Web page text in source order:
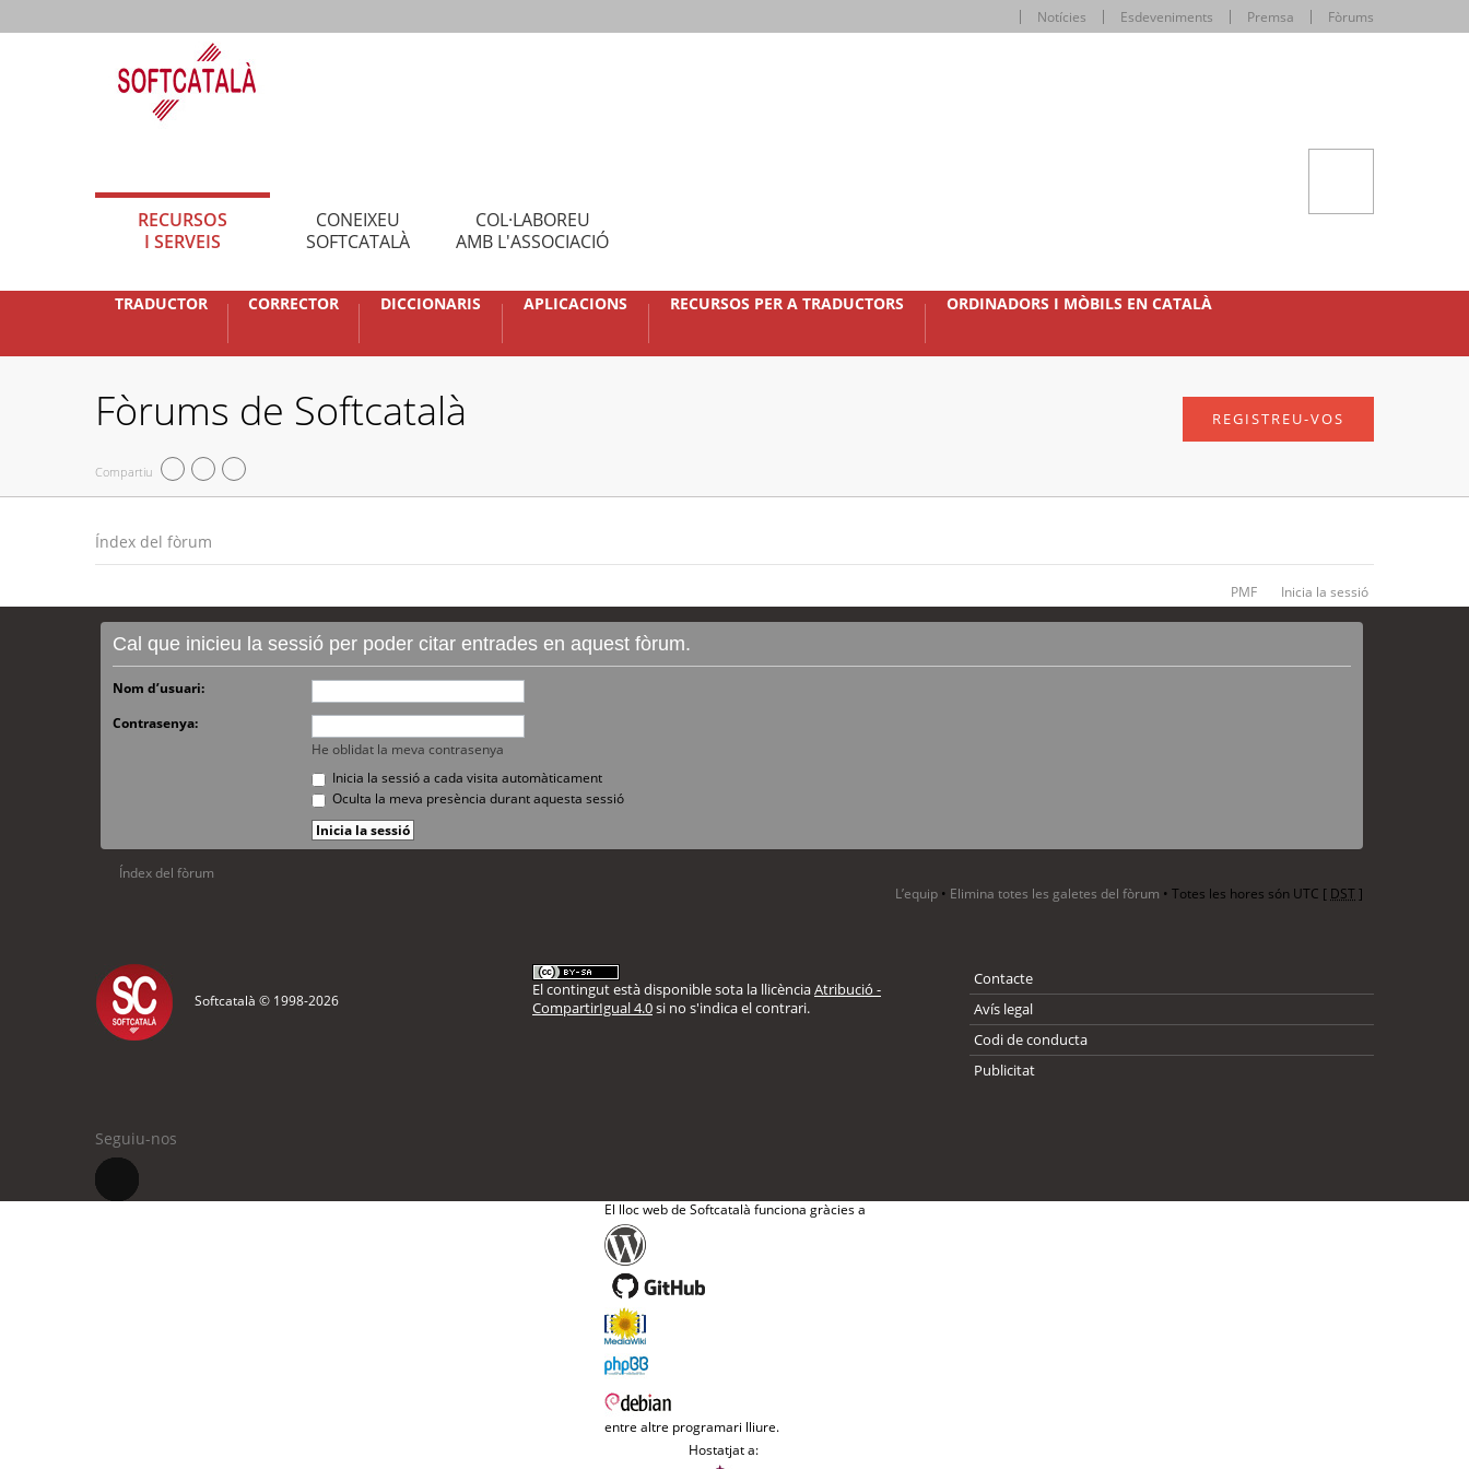
Notícies Esdeveniments Premsa Fòrums
RECURSOS
I SERVEIS
CONEIXEU
SOFTCATALÀ
COL·LABOREU
AMB L'ASSOCIACIÓ
TRADUCTOR CORRECTOR DICCIONARIS APLICACIONS RECURSOS PER A TRADUCTORS ORDINADORS I MÒBILS EN CATALÀ
Fòrums de Softcatalà
Compartiu
REGISTREU-VOS
Índex del fòrum
PMF Inicia la sessió
Cal que inicieu la sessió per poder citar entrades en aquest fòrum.
Nom d’usuari:
Contrasenya:
He oblidat la meva contrasenya
Inicia la sessió a cada visita automàticament
Oculta la meva presència durant aquesta sessió
Índex del fòrum
L’equip • Elimina totes les galetes del fòrum • Totes les hores són UTC [ DST]
Softcatalà © 1998-2026
El contingut està disponible sota la llicènciaAtribució -
CompartirIgual 4.0si no s'indica el contrari.
Contacte
Avís legal
Codi de conducta
Publicitat
Seguiu-nos
El lloc web de Softcatalà funciona gràcies a
entre altre programari lliure.
Hostatjat a: